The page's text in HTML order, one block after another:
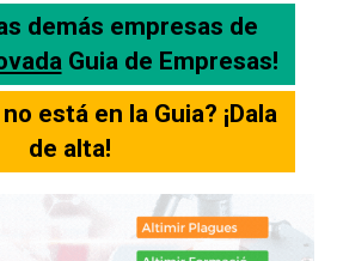
demás empresas de
Guia de Empresas!
está en la Guia? ¡Dala
de alta!